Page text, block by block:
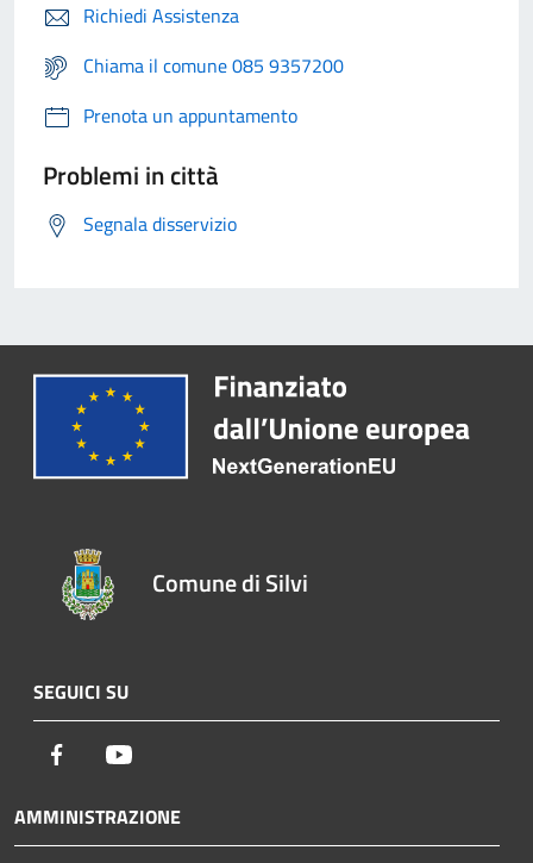
Richiedi Assistenza
Chiama il comune 085 9357200
Prenota un appuntamento
Problemi in città
Segnala disservizio
Comune di Silvi
SEGUICI SU
Facebook
AMMINISTRAZIONE